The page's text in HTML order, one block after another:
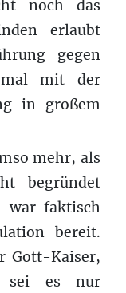
noch das
erlaubt
gegen
mit der
in großem
mehr, als
begründet
war faktisch
bereit.
Gott-Kaiser,
sei es nur